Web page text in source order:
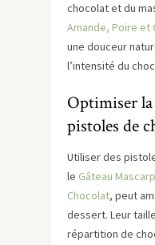
chocolat et du
Amande, Poire et
une douceur
l’intensité du
Optimiser
pistoles de
Utiliser des
le Gâteau
Chocolat, peut
dessert. Leur
répartition de